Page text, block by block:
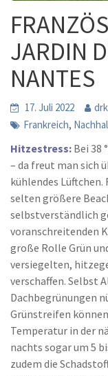
JARDIN
NANTES
17. Juli 2022
Frankreich,
Hitzestress: Bei 38
– da freut man sich
kühlendes
selten größere
selbstverständlich
voranschreitenden
große Rolle Grün
versiegelten,
verschaffen. Selbst
Dachbegrünungen
Grünstreifen
Temperatur in der
nachts sogar um 5
zudem die